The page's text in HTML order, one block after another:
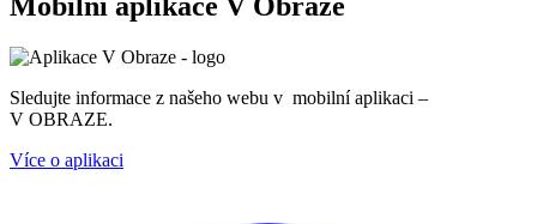
Sledujte informace z našeho webu v mobilní aplikaci –
V OBRAZE.
Více o aplikaci